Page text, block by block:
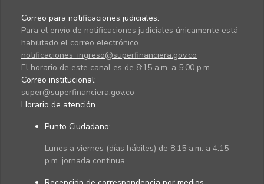
Correo para notificaciones judiciales:
Para el envío de notificaciones judiciales únicamente está
habilitado el correo electrónico
notificaciones_ingreso@superfinanciera.gov.co
El horario de este canal es de 8:15 a.m. a 5:00 p.m.
Correo institucional:
super@superfinanciera.gov.co
Horario de atención
Punto Ciudadano:
Lunes a viernes (días hábiles) de 8:15 a.m. a 4:15
p.m. jornada continua